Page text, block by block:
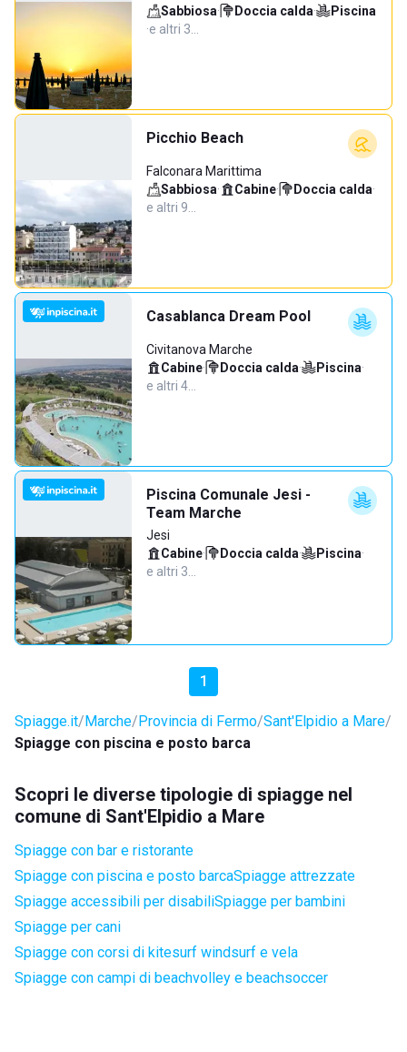
Sabbiosa· Doccia calda·
Piscina
·e altri 3…
Picchio Beach
Falconara Marittima
Sabbiosa· Cabine· Doccia calda·
e altri 9…
Casablanca Dream Pool
Civitanova Marche
Cabine· Doccia calda· Piscina·
e altri 4…
Piscina Comunale Jesi -
Team Marche
Jesi
Cabine· Doccia calda· Piscina·
e altri 3…
1
Spiagge.it Marche Provincia di Fermo Sant'Elpidio a Mare
Spiagge con piscina e posto barca
Scopri le diverse tipologie di spiagge nel
comune di Sant'Elpidio a Mare
Spiagge con bar e ristorante
Spiagge con piscina e posto barcaSpiagge attrezzate
Spiagge accessibili per disabiliSpiagge per bambini
Spiagge per cani
Spiagge con corsi di kitesurf windsurf e vela
Spiagge con campi di beachvolley e beachsoccer